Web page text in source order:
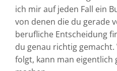
ich mir auf jeden Fall ein
von denen die du gerade
berufliche Entscheidung
du genau richtig
folgt, kann man eigentlich